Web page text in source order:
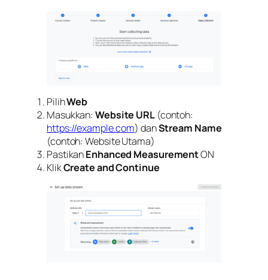
PilihWeb
Masukkan: Website URL(contoh:
https://example.com) danStream Name
(contoh: Website Utama)
PastikanEnhanced MeasurementON
KlikCreate and Continue